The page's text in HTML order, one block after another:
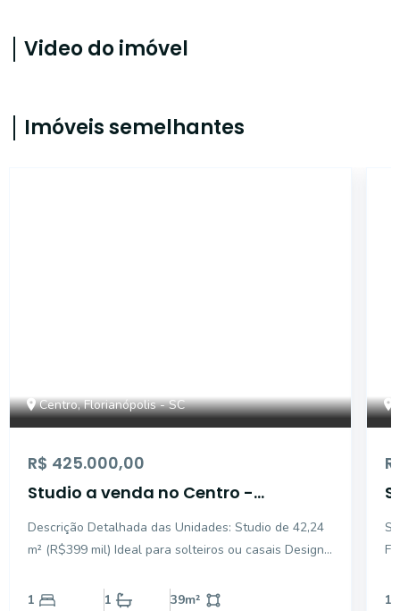
Video do imóvel
Imóveis semelhantes
Centro, Florianópolis - SC
R$ 425.000,00
Studio a venda no Centro -
Descrição Detalhada das Unidades: Studio de 42,24
m² (R$399 mil) Ideal para solteiros ou casais Design
de 45,30 m² (R$420 mil) Calçadão do Centro: A rua
1 1 39m² 1